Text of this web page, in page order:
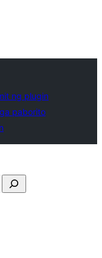
ng plugin
paborito